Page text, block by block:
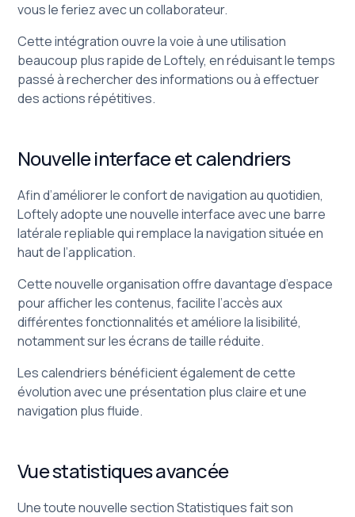
vous le feriez avec un collaborateur.
Cette intégration ouvre la voie à une utilisation
beaucoup plus rapide de Loftely, en réduisant le temps
passé à rechercher des informations ou à effectuer
des actions répétitives.
Nouvelle interface et calendriers
Afin d’améliorer le confort de navigation au quotidien,
Loftely adopte une nouvelle interface avec une barre
latérale repliable qui remplace la navigation située en
haut de l’application.
Cette nouvelle organisation offre davantage d’espace
pour afficher les contenus, facilite l’accès aux
différentes fonctionnalités et améliore la lisibilité,
notamment sur les écrans de taille réduite.
Les calendriers bénéficient également de cette
évolution avec une présentation plus claire et une
navigation plus fluide.
Vue statistiques avancée
Une toute nouvelle section Statistiques fait son